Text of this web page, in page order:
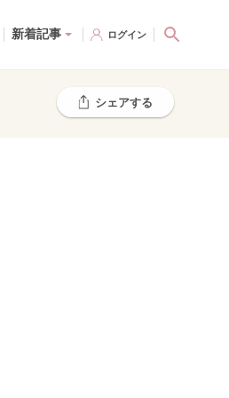
新着記事 ログイン
シェアする